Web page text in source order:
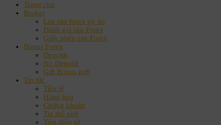
Trang chủ
Broker
List sàn forex uy tín
Đánh giá sàn Forex
Giấy phép sàn Forex
Bonus Forex
Deposit
No Deposit
Gửi Bonus mới
Tin tức
Tiền tệ
Hàng hoá
Chứng khoán
Tin thế giới
Tiền điện tử